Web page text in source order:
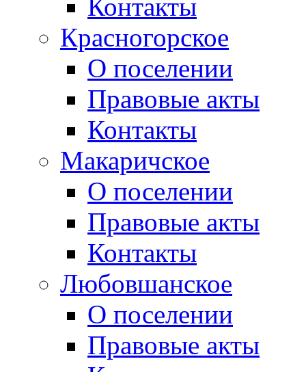
Контакты
Красногорское
О поселении
Правовые акты
Контакты
Макаричское
О поселении
Правовые акты
Контакты
Любовшанское
О поселении
Правовые акты